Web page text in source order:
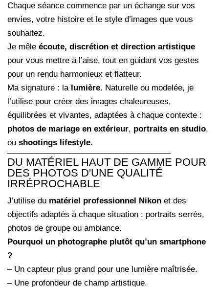
Chaque séance commence par un échange sur vos
envies, votre histoire et le style d’images que vous
souhaitez.
Je mêle écoute, discrétion et direction artistique
pour vous mettre à l’aise, tout en guidant vos gestes
pour un rendu harmonieux et flatteur.
Ma signature : la lumière. Naturelle ou modelée, je
l’utilise pour créer des images chaleureuses,
équilibrées et vivantes, adaptées à chaque contexte :
photos de mariage en extérieur, portraits en studio,
ou shootings lifestyle.
DU MATÉRIEL HAUT DE GAMME POUR
DES PHOTOS D'UNE QUALITÉ
IRRÉPROCHABLE
J’utilise du matériel professionnel Nikon et des
objectifs adaptés à chaque situation : portraits serrés,
photos de groupe ou ambiance.
Pourquoi un photographe plutôt qu’un smartphone
?
– Un capteur plus grand pour une lumière maîtrisée.
– Une profondeur de champ artistique.